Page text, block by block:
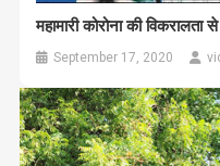
महामारी कोरोना की
September 17, 2020